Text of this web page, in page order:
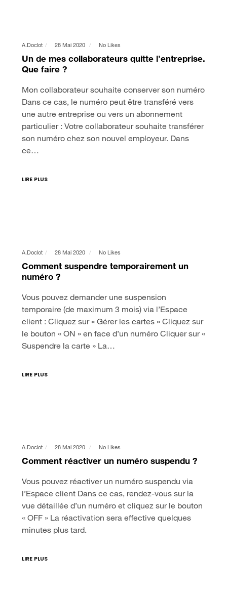
A.doclot 28 Mai 2020 No Likes
Un de mes collaborateurs quitte l’entreprise.
Que faire ?
Mon collaborateur souhaite conserver son numéro
Dans ce cas, le numéro peut être transféré vers
une autre entreprise ou vers un abonnement
particulier : Votre collaborateur souhaite transférer
son numéro chez son nouvel employeur. Dans
ce…
LIRE PLUS
A.doclot 28 Mai 2020 No Likes
Comment suspendre temporairement un
numéro ?
Vous pouvez demander une suspension
temporaire (de maximum 3 mois) via l’Espace
client : Cliquez sur « Gérer les cartes » Cliquez sur
le bouton « ON » en face d’un numéro Cliquer sur «
Suspendre la carte » La…
LIRE PLUS
A.doclot 28 Mai 2020 No Likes
Comment réactiver un numéro suspendu ?
Vous pouvez réactiver un numéro suspendu via
l’Espace client Dans ce cas, rendez-vous sur la
vue détaillée d’un numéro et cliquez sur le bouton
« OFF » La réactivation sera effective quelques
minutes plus tard.
LIRE PLUS